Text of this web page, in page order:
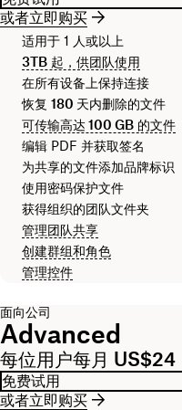
或者立即购买
适用于 1 人或以上
3TB 起，供团队使用
在所有设备上保持连接
恢复 180 天内删除的文件
可传输高达100 GB 的文件
编辑 PDF 并获取签名
为共享的文件添加品牌标识
使用密码保护文件
获得组织的团队文件夹
管理团队共享
创建群组和角色
管理控件
面向公司
Advanced
每位用户每月 US$24
免费试用
或者立即购买